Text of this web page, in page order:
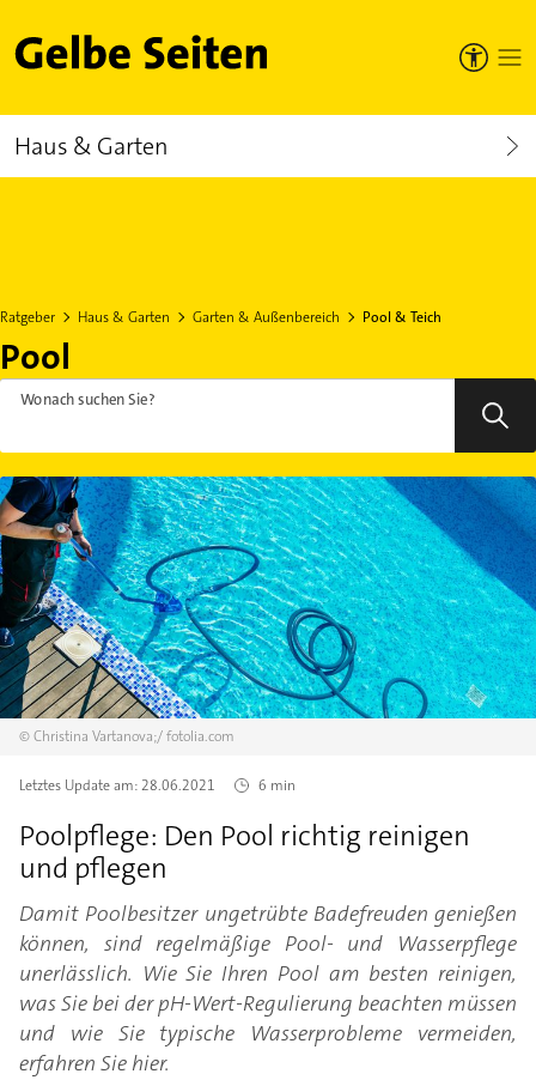
Gelbe Seiten
Haus & Garten
Ratgeber Haus & Garten Garten & Außenbereich Pool & Teich
Pool
Wonach suchen Sie?
©Christina Vartanova;/fotolia.com
Letztes Update am:28.06.2021 6 min
Poolpflege: Den Pool richtig reinigen
und pflegen
Damit Poolbesitzer ungetrübte Badefreuden genießen
können, sind regelmäßige Pool- und Wasserpflege
unerlässlich. Wie Sie Ihren Pool am besten reinigen,
was Sie bei der pH-Wert-Regulierung beachten müssen
und wie Sie typische Wasserprobleme vermeiden,
erfahren Sie hier.